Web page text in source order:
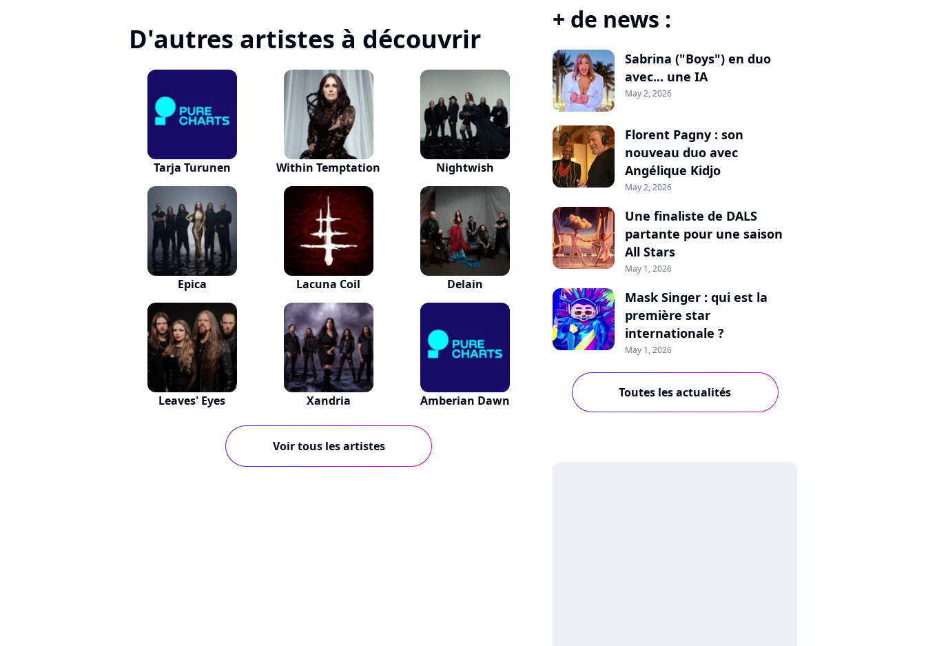
D'autres artistes à découvrir
Tarja Turunen Within Temptation Nightwish
Epica Lacuna Coil Delain
Leaves' Eyes Xandria Amberian Dawn
Voir tous les artistes
+ de news :
Sabrina ("Boys") en duo
avec... une IA
May 2, 2026
Florent Pagny : son
nouveau duo avec
Angélique Kidjo
May 2, 2026
Une finaliste de DALS
partante pour une saison
All Stars
May 1, 2026
Mask Singer : qui est la
première star
internationale ?
May 1, 2026
Toutes les actualités